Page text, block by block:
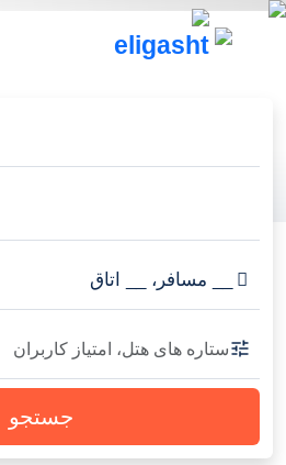
مسافر ، اتاق
ستاره های هتل، امتیاز کاربران
جستجو